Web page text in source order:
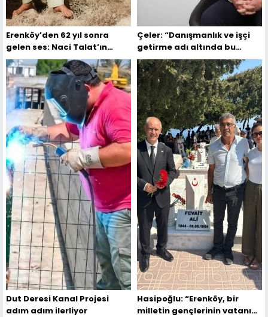
Erenköy’den 62 yıl sonra
gelen ses: Naci Talat’ın
mektupları
Çeler: “Danışmanlık ve işçi
getirme adı altında bu
ticarete vesile olmayın”
Dut Deresi Kanal Projesi
adım adım ilerliyor
Hasipoğlu: “Erenköy, bir
milletin gençlerinin vatanı